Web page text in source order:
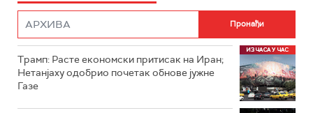
Трамп: Расте економски притисак на Иран;
Нетанјаху одобрио почетак обнове јужне
Газе